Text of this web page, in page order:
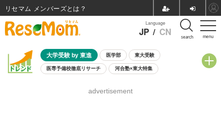
menu
Language
JP / CN search
大学受験 by 東進 医学部 東大受験
医専予備校徹底リサーチ 河合塾×東大特集
8月開催学校説明会・相談会
advertisement
リセマム メンバーズ